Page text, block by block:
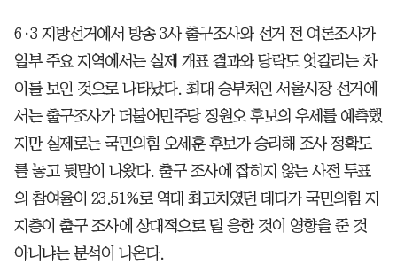
6·3 지방선거에서 방송 3사 출구조사와 선거 전 여론조사가
일부 주요 지역에서는 실제 개표 결과와 당락도 엇갈리는 차
이를 보인 것으로 나타났다. 최대 승부처인 서울시장 선거에
서는 출구조사가 더불어민주당 정원오 후보의 우세를 예측했
지만 실제로는 국민의힘 오세훈 후보가 승리해 조사 정확도
를 놓고 뒷말이 나왔다. 출구 조사에 잡히지 않는 사전 투표
의 참여율이 23.51%로 역대 최고치였던 데다가 국민의힘 지
지층이 출구 조사에 상대적으로 덜 응한 것이 영향을 준 것
아니냐는 분석이 나온다.